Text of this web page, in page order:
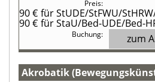
90 € für StUDE/StFWU/
90 € für StaU/Bed-UDE/Bed-
zum
Akrobatik